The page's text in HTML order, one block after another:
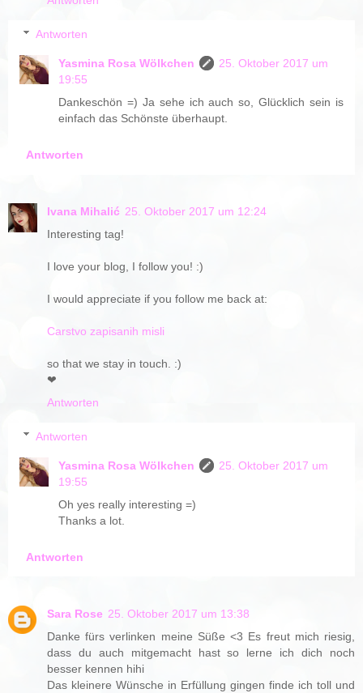
Antworten
Yasmina Rosa Wölkchen
25. Oktober 2017 um
19:55
Dankeschön =) Ja sehe ich auch so, Glücklich sein is
einfach das Schönste überhaupt.
Antworten
Ivana Mihalić 25. Oktober 2017 um 12:24
Interesting tag!
I love your blog, I follow you! :)
I would appreciate if you follow me back at:
Carstvo zapisanih misli
so that we stay in touch. :)
❤
Antworten
Antworten
Yasmina Rosa Wölkchen
25. Oktober 2017 um
19:55
Oh yes really interesting =)
Thanks a lot.
Antworten
Sara Rose 25. Oktober 2017 um 13:38
Danke fürs verlinken meine Süße <3 Es freut mich riesig,
dass du auch mitgemacht hast so lerne ich dich noch
besser kennen hihi
Das kleinere Wünsche in Erfüllung gingen finde ich toll und